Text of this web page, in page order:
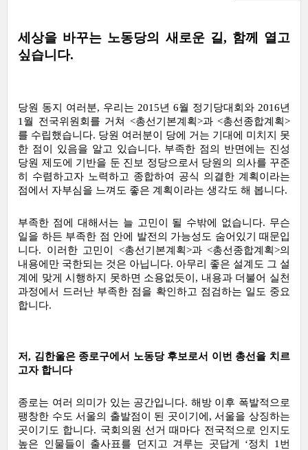
세상을 바꾸는 노동당의 새로운 길, 함께 열고
싶습니다.
당원 동지 여러분, 우리는 2015년 6월 정기당대회와 2016년
1월 전국위원회를 거쳐 <총선기본계획>과 <총선종합계획>
를 수립했습니다. 당원 여러분이 당에 거는 기대에 미치지 못
한 점이 있음을 알고 있습니다. 부족한 점의 반면에는 진성
당원 제도에 기반을 둔 진보 정당으로서 당원의 의사를 꾸준
히 수렴하고자 노력하고 종합하여 공식 의결한 계획이라는
점에서 자부심을 느껴도 좋은 계획이라는 생각도 해 봅니다.
부족한 점에 대해서는 늘 고민이 될 수밖에 없습니다. 무슨
일을 하든 부족한 점 안에 발전의 가능성도 숨어있기 때문입
니다. 이러한 고민이 <총선기본계획>과 <총선종합계획>의
내용에만 국한되는 것은 아닙니다. 아무리 좋은 설계도 그 설
계에 맞게 시행하지 못하면 소용없듯이, 내용과 더불어 실천
과정에서 드러난 부족한 점을 확인하고 점검하는 일도 중요
합니다.
저, 김한울은 종로구에서 노동당 후보로서 이번 총선을 치르
고자 합니다
종로는 여러 의미가 있는 공간입니다. 해방 이후 폭발적으로
팽창한 수도 서울의 출발점이 된 곳이기에, 서울을 상징하는
곳이기도 합니다. 국회의원 선거 때마다 전국적으로 인지도
높은 인물들이 출사표를 던지고 겨루는 곳답게 ‘정치 1번